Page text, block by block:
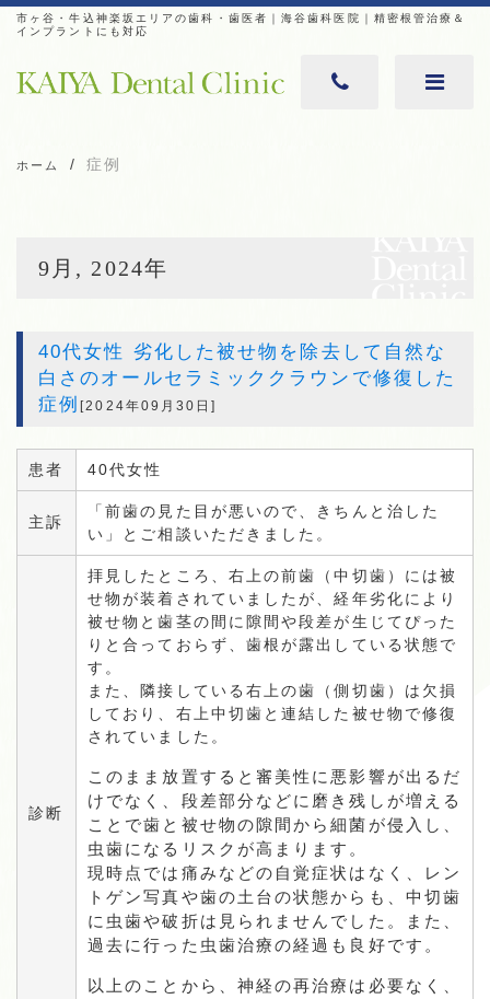
市ヶ谷・牛込神楽坂エリアの歯科・歯医者｜海谷歯科医院｜精密根管治療＆
インプラントにも対応
ホーム 症例
9月, 2024年
40代女性 劣化した被せ物を除去して自然な
白さのオールセラミッククラウンで修復した
症例[2024年09月30日]
患者 40代女性
主訴
「前歯の見た目が悪いので、きちんと治した
い」とご相談いただきました。
診断
拝見したところ、右上の前歯（中切歯）には被
せ物が装着されていましたが、経年劣化により
被せ物と歯茎の間に隙間や段差が生じてぴった
りと合っておらず、歯根が露出している状態で
す。
また、隣接している右上の歯（側切歯）は欠損
しており、右上中切歯と連結した被せ物で修復
されていました。
このまま放置すると審美性に悪影響が出るだ
けでなく、段差部分などに磨き残しが増える
ことで歯と被せ物の隙間から細菌が侵入し、
虫歯になるリスクが高まります。
現時点では痛みなどの自覚症状はなく、レン
トゲン写真や歯の土台の状態からも、中切歯
に虫歯や破折は見られませんでした。また、
過去に行った虫歯治療の経過も良好です。
以上のことから、神経の再治療は必要なく、